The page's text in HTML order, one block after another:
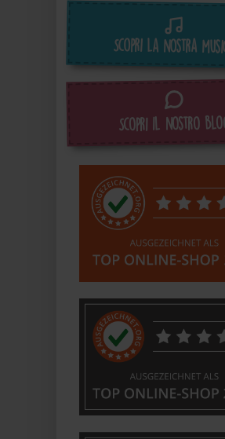
Scopri la nostra
Scopri il nostro